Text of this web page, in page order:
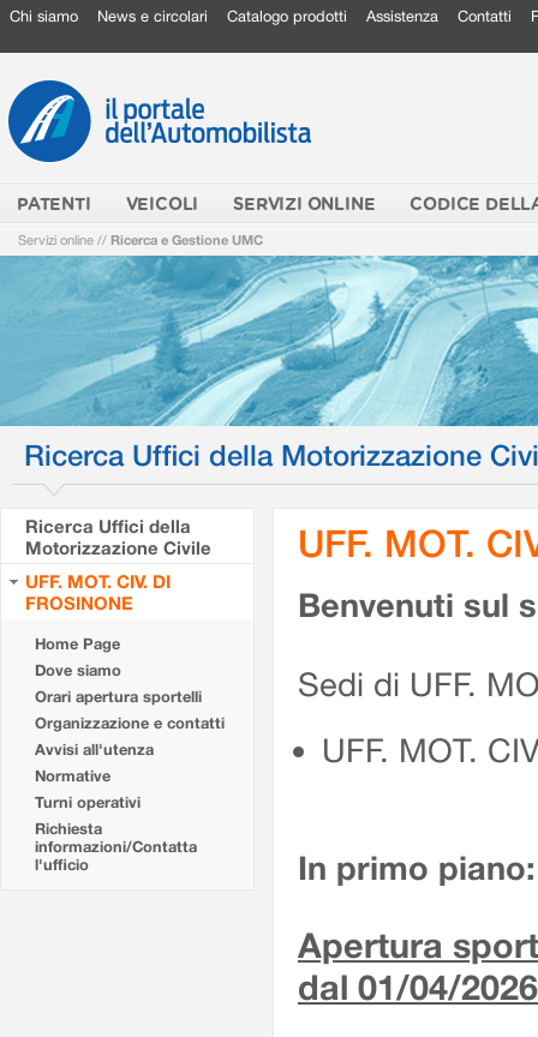
Chi siamo News e circolari Catalogo prodotti Assistenza Contatti
PATENTI VEICOLI SERVIZI ONLINE CODICE
Servizi online // Ricerca e Gestione UMC
Ricerca Uffici della Motorizzazione
Ricerca Uffici della
Motorizzazione Civile
UFF. MOT. CIV. DI
FROSINONE
Home Page
Dove siamo
Orari apertura sportelli
Organizzazione e contatti
Avvisi all'utenza
Normative
Turni operativi
Richiesta
informazioni/Contatta
l'ufficio
UFF. MOT.
Benvenuti sul
Sedi di UFF.
UFF. MOT.
In primo piano:
Apertura
dal 01/04/2026